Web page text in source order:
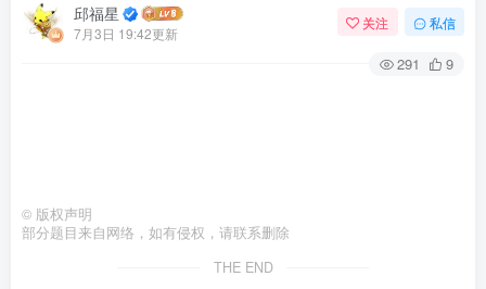
邱福星
7月3日 19:42更新
关注 私信
291 9
© 版权声明
部分题目来自网络，如有侵权，请联系删除
THE END